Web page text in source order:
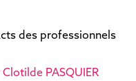
des professionnels
PASQUIER